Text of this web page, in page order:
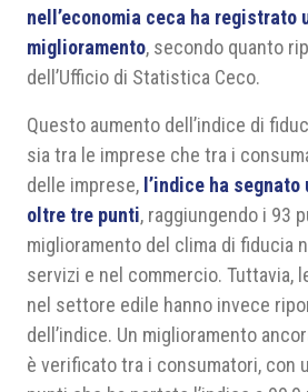
Area riservata
nell’economia ceca ha registrato
miglioramento, secondo quanto
dell’Ufficio di Statistica Ceco.
Questo aumento dell’indice di
sia tra le imprese che tra i
delle imprese, l’indice ha
oltre tre punti, raggiungendo i 93
miglioramento del clima di fiducia
servizi e nel commercio. Tuttavia,
nel settore edile hanno invece
dell’indice. Un miglioramento
è verificato tra i consumatori, con